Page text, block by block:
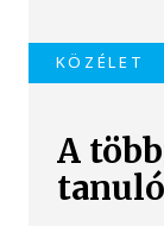
KÖZÉLET
A